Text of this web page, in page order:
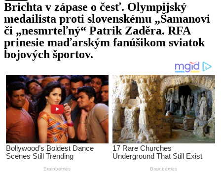
Brichta v zápase o česť. Olympijský
medailista proti slovenskému „Šamanovi
či „nesmrteľný“ Patrik Zaděra. RFA
prinesie maďarským fanúšikom sviatok
bojových športov.